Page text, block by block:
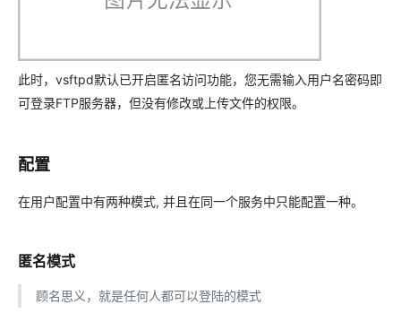
此时，vsftpd默认已开启匿名访问功能，您无需输入用户名密码即
可登录FTP服务器，但没有修改或上传文件的权限。
配置
在用户配置中有两种模式, 并且在同一个服务中只能配置一种。
匿名模式
顾名思义，就是任何人都可以登陆的模式